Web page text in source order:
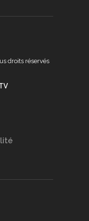
droits réservés